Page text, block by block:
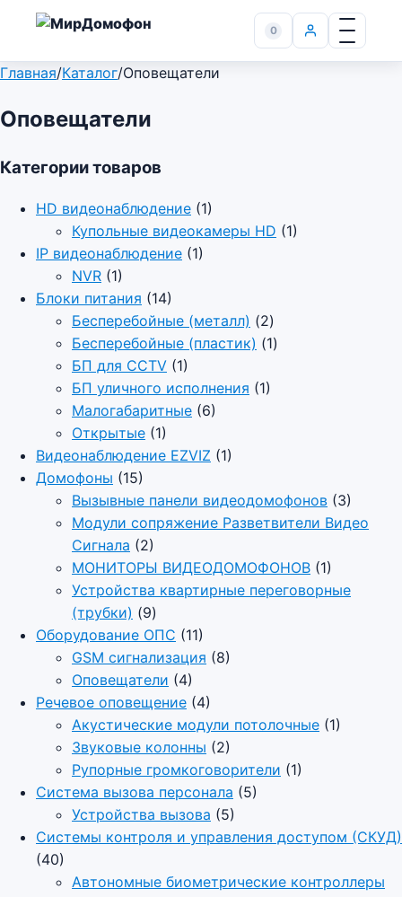
0
Главная/Каталог/Оповещатели
Оповещатели
Категории товаров
HD видеонаблюдение (1)
Купольные видеокамеры HD (1)
IP видеонаблюдение (1)
NVR (1)
Блоки питания (14)
Бесперебойные (металл) (2)
Бесперебойные (пластик) (1)
БП для CCTV (1)
БП уличного исполнения (1)
Малогабаритные (6)
Открытые (1)
Видеонаблюдение EZVIZ (1)
Домофоны (15)
Вызывные панели видеодомофонов (3)
Модули сопряжение Разветвители Видео
Сигнала (2)
МОНИТОРЫ ВИДЕОДОМОФОНОВ (1)
Устройства квартирные переговорные
(трубки) (9)
Оборудование ОПС (11)
GSM сигнализация (8)
Оповещатели (4)
Речевое оповещение (4)
Акустические модули потолочные (1)
Звуковые колонны (2)
Рупорные громкоговорители (1)
Система вызова персонала (5)
Устройства вызова (5)
Системы контроля и управления доступом (СКУД)
(40)
Автономные биометрические контроллеры